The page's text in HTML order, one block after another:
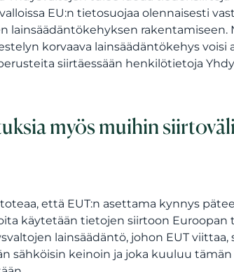
EU:n tietosuojaa olennaisesti
lainsäädäntökehyksen
korvaava lainsäädäntökehys
siirtäessään henkilötietoja
myös muihin
että EUT:n asettama kynnys
käytetään tietojen siirtoon
lainsäädäntö, johon EUT
sähköisin keinoin ja joka kuuluu